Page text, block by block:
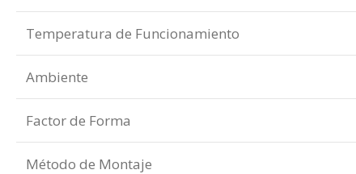
Temperatura de Funcionamiento
Ambiente
Factor de Forma
Método de Montaje